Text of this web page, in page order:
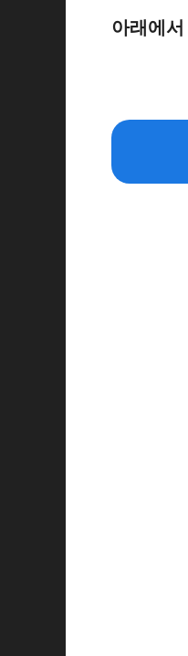
아래에